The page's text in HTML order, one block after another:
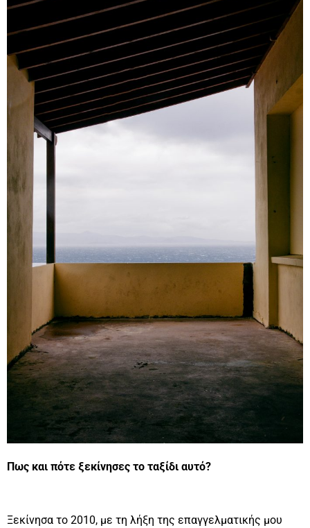
Πως και πότε ξεκίνησες το ταξίδι αυτό?
Ξεκίνησα το 2010, με τη λήξη της επαγγελματικής μου